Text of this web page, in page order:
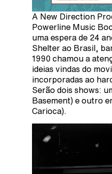
A New Direction
Powerline Music
uma espera de 24
Shelter ao Brasil,
1990 chamou a
ideias vindas do
incorporadas ao
Serão dois shows:
Basement) e outro
Carioca).